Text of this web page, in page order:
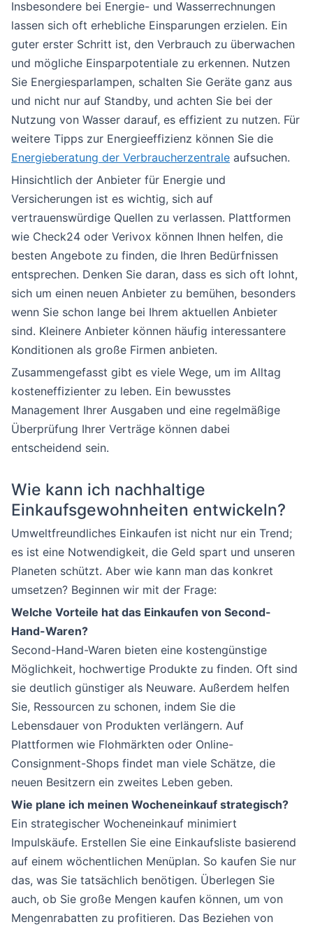
Insbesondere bei Energie- und Wasserrechnungen
lassen sich oft erhebliche Einsparungen erzielen. Ein
guter erster Schritt ist, den Verbrauch zu überwachen
und mögliche Einsparpotentiale zu erkennen. Nutzen
Sie Energiesparlampen, schalten Sie Geräte ganz aus
und nicht nur auf Standby, und achten Sie bei der
Nutzung von Wasser darauf, es effizient zu nutzen. Für
weitere Tipps zur Energieeffizienz können Sie die
Energieberatung der Verbraucherzentrale aufsuchen.
Hinsichtlich der Anbieter für Energie und
Versicherungen ist es wichtig, sich auf
vertrauenswürdige Quellen zu verlassen. Plattformen
wie Check24 oder Verivox können Ihnen helfen, die
besten Angebote zu finden, die Ihren Bedürfnissen
entsprechen. Denken Sie daran, dass es sich oft lohnt,
sich um einen neuen Anbieter zu bemühen, besonders
wenn Sie schon lange bei Ihrem aktuellen Anbieter
sind. Kleinere Anbieter können häufig interessantere
Konditionen als große Firmen anbieten.
Zusammengefasst gibt es viele Wege, um im Alltag
kosteneffizienter zu leben. Ein bewusstes
Management Ihrer Ausgaben und eine regelmäßige
Überprüfung Ihrer Verträge können dabei
entscheidend sein.
Wie kann ich nachhaltige
Einkaufsgewohnheiten entwickeln?
Umweltfreundliches Einkaufen ist nicht nur ein Trend;
es ist eine Notwendigkeit, die Geld spart und unseren
Planeten schützt. Aber wie kann man das konkret
umsetzen? Beginnen wir mit der Frage:
Welche Vorteile hat das Einkaufen von Second-
Hand-Waren?
Second-Hand-Waren bieten eine kostengünstige
Möglichkeit, hochwertige Produkte zu finden. Oft sind
sie deutlich günstiger als Neuware. Außerdem helfen
Sie, Ressourcen zu schonen, indem Sie die
Lebensdauer von Produkten verlängern. Auf
Plattformen wie Flohmärkten oder Online-
Consignment-Shops findet man viele Schätze, die
neuen Besitzern ein zweites Leben geben.
Wie plane ich meinen Wocheneinkauf strategisch?
Ein strategischer Wocheneinkauf minimiert
Impulskäufe. Erstellen Sie eine Einkaufsliste basierend
auf einem wöchentlichen Menüplan. So kaufen Sie nur
das, was Sie tatsächlich benötigen. Überlegen Sie
auch, ob Sie große Mengen kaufen können, um von
Mengenrabatten zu profitieren. Das Beziehen von